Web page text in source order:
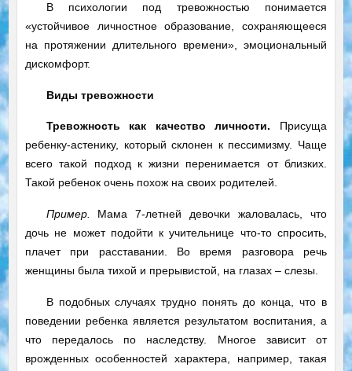
В психологии под тревожностью понимается
«устойчивое личностное образование, сохраняющееся
на протяжении длительного времени», эмоциональный
дискомфорт.
Виды тревожности
Тревожность как качество личности. Присуща
ребенку-астенику, который склонен к пессимизму. Чаще
всего такой подход к жизни перенимается от близких.
Такой ребенок очень похож на своих родителей.
Пример.
Мама 7-летней девочки жаловалась, что
дочь не может подойти к учительнице что-то спросить,
плачет при расставании. Во время разговора речь
женщины была тихой и прерывистой, на глазах – слезы.
В подобных случаях трудно понять до конца, что в
поведении ребенка является результатом воспитания, а
что передалось по наследству. Многое зависит от
врожденных особенностей характера, например, такая